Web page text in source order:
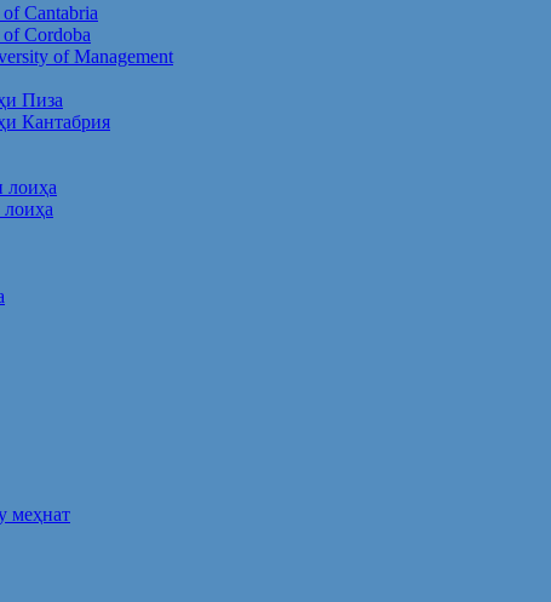
Cantabria
Cordoba
of Management
Пиза
Кантабрия
лоиҳа
меҳнат